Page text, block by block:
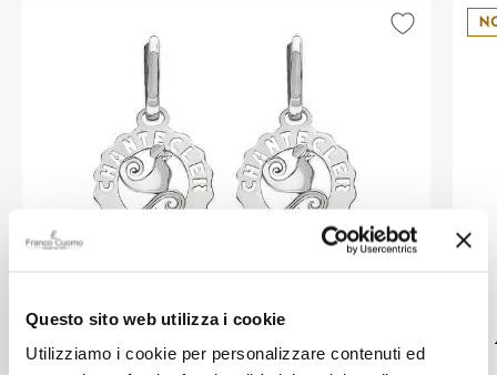
Questo sito web utilizza i cookie
Utilizziamo i cookie per personalizzare contenuti ed
in argento